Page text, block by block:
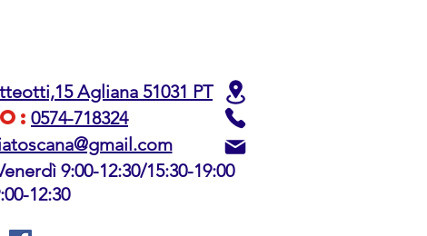
Agliana 51031 PT
0574-718324
9:00-12:30/15:30-19:00
12:30